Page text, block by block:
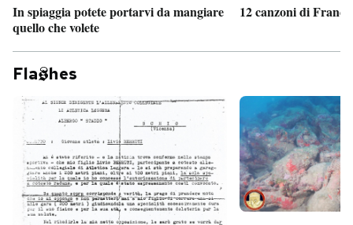
In spiaggia potete portarvi da mangiare
quello che volete
12 canzoni di
Fla hes